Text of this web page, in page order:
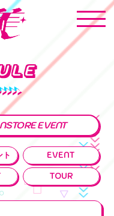
EVENT
ト EVENT
TOUR